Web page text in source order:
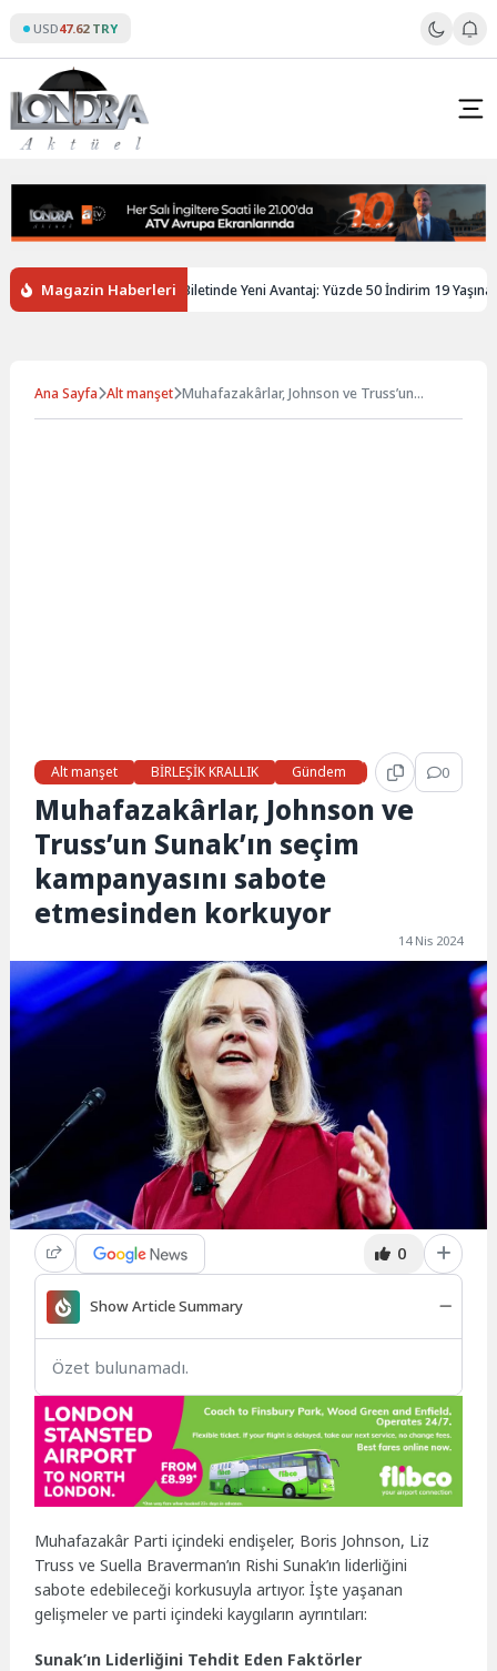
content
USD47.62 TRY
Magazin Haberleri
Gençlere Tren Biletinde Yeni Avantaj: Yüzde 50 İndirim 19 Yaşına
Ana Sayfa Alt manşet Muhafazakârlar, Johnson ve Truss’un
Alt manşet BİRLEŞİK KRALLIK Gündem Haberler 0
Muhafazakârlar, Johnson ve
Truss’un Sunak’ın seçim
kampanyasını sabote
etmesinden korkuyor
14 Nis 2024
0
Show Article Summary
Özet bulunamadı.
Muhafazakâr Parti içindeki endişeler, Boris Johnson, Liz
Truss ve Suella Braverman’ın Rishi Sunak’ın liderliğini
sabote edebileceği korkusuyla artıyor. İşte yaşanan
gelişmeler ve parti içindeki kaygıların ayrıntıları:
Sunak’ın Liderliğini Tehdit Eden Faktörler